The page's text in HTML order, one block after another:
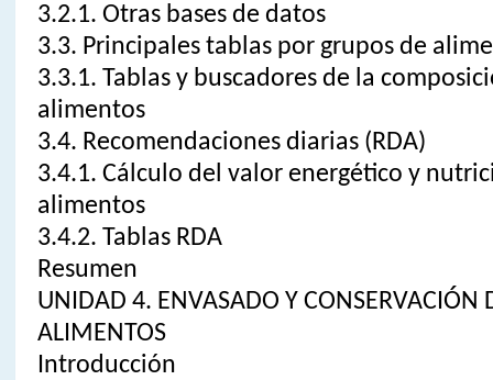
3.2.1. Otras bases de datos
3.3. Principales tablas por grupos de
3.3.1. Tablas y buscadores de la
alimentos
3.4. Recomendaciones diarias (RDA)
3.4.1. Cálculo del valor energético y
alimentos
3.4.2. Tablas RDA
Resumen
UNIDAD 4. ENVASADO Y CONSERVACIÓN
ALIMENTOS
Introducción